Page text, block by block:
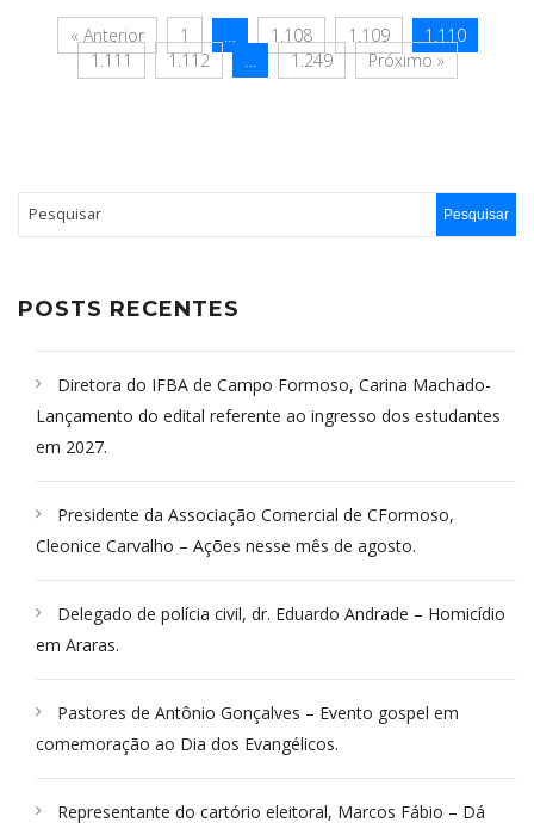
« Anterior 1 … 1.108 1.109
1.110
1.111
1.112 … 1.249 Próximo »
POSTS RECENTES
Diretora do IFBA de Campo Formoso, Carina Machado-
Lançamento do edital referente ao ingresso dos estudantes
em 2027.
Presidente da Associação Comercial de CFormoso,
Cleonice Carvalho – Ações nesse mês de agosto.
Delegado de polícia civil, dr. Eduardo Andrade – Homicídio
em Araras.
Pastores de Antônio Gonçalves – Evento gospel em
comemoração ao Dia dos Evangélicos.
Representante do cartório eleitoral, Marcos Fábio – Dá